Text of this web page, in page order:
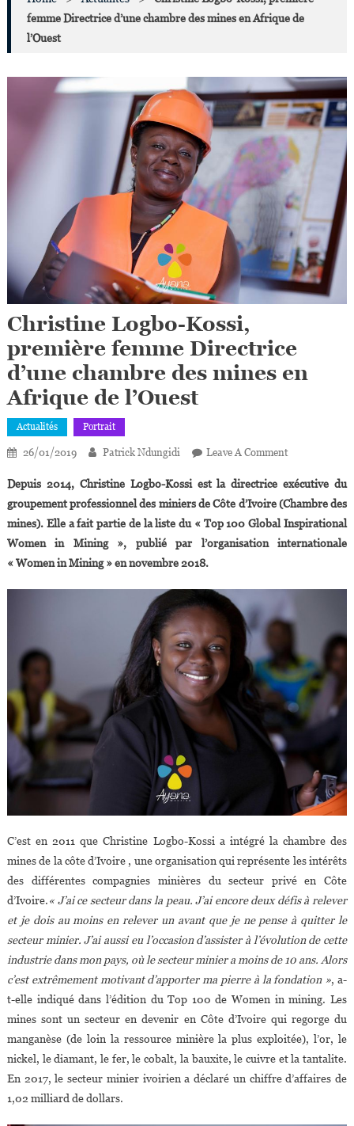
femme Directrice d’une chambre des mines en Afrique de
l’Ouest
Christine Logbo-Kossi,
première femme Directrice
d’une chambre des mines en
Afrique de l’Ouest
Actualités Portrait
26/01/2019 Patrick Ndungidi Leave A CommentOn
Logbo-
Kossi,
Première
Femme
Des
En
Afrique
De
L’Ouest
Depuis 2014, Christine Logbo-Kossi est la directrice exécutive du
groupement professionnel des miniers de Côte d’Ivoire (Chambre des
mines). Elle a fait partie de la liste du « Top 100 Global Inspirational
Women in Mining », publié par l’organisation internationale
« Women in Mining » en novembre 2018.
C’est en 2011 que Christine Logbo-Kossi a intégré la chambre des
mines de la côte d’Ivoire , une organisation qui représente les intérêts
des différentes compagnies minières du secteur privé en Côte
d’Ivoire.« J’ai ce secteur dans la peau. J’ai encore deux défis à relever
et je dois au moins en relever un avant que je ne pense à quitter le
secteur minier. J’ai aussi eu l’occasion d’assister à l’évolution de cette
industrie dans mon pays, où le secteur minier a moins de 10 ans. Alors
c’est extrêmement motivant d’apporter ma pierre à la fondation », a-
t-elle indiqué dans l’édition du Top 100 de Women in mining. Les
mines sont un secteur en devenir en Côte d’Ivoire qui regorge du
manganèse (de loin la ressource minière la plus exploitée), l’or, le
nickel, le diamant, le fer, le cobalt, la bauxite, le cuivre et la tantalite.
En 2017, le secteur minier ivoirien a déclaré un chiffre d’affaires de
1,02 milliard de dollars.